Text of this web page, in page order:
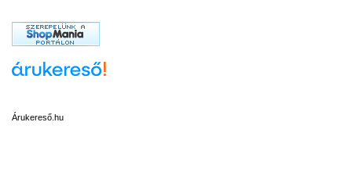
Árukereső.hu